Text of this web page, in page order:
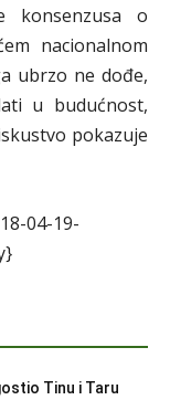
konsenzusa o
nacionalnom
ubrzo ne dođe,
u budućnost,
pokazuje
04-19-
Tinu i Taru